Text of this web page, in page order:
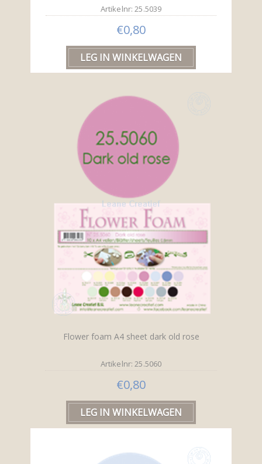
Artikelnr: 25.5039
€0,80
Flower foam A4 sheet dark old rose
Artikelnr: 25.5060
€0,80